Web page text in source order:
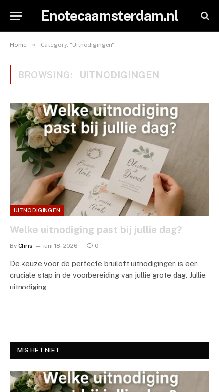
Enotecaamsterdam.nl
Home » Category: "Uitnodigingen"
BROWSING: UITNODIGINGEN
UITNODIGINGEN
Welke uitnodiging past bij jullie dag?
By Chris juni 18, 2026 0
De keuze voor de perfecte bruiloft uitnodigingen is een
cruciale stap in de voorbereiding van jullie grote dag. Jullie
uitnodiging…
MIS HET NIET